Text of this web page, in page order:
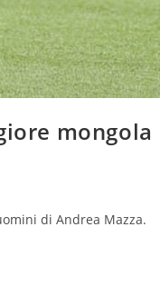
mongola
di Andrea Mazza.